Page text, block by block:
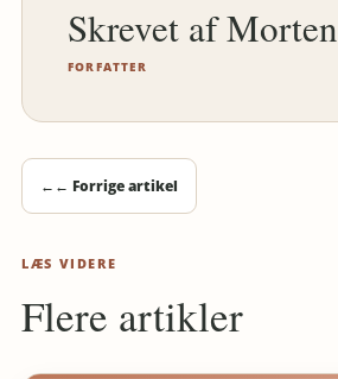
Morten
FORFATTER
← ← Forrige artikel
LÆS VIDERE
Flere artikler